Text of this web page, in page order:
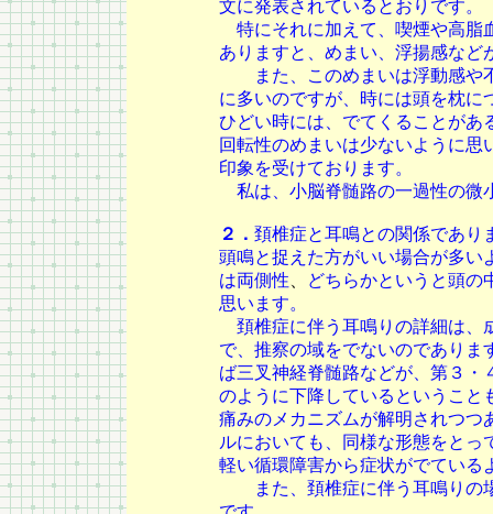
文に発表されているとおりです。
特にそれに加えて、喫煙や高脂
ありますと、めまい、浮揚感など
また、このめまいは浮動感や
に多いのですが、時には頭を枕に
ひどい時には、でてくることがあ
回転性のめまいは少ないように
印象を受けております。
私は、小脳脊髄路の一過性の微
２． 頚椎症と耳鳴との関係であり
頭鳴と捉えた方がいい場合が多い
は両側性
どちらかというと頭の
思います。
頚椎症に伴う耳鳴りの詳細は、
で、推察の域をでないのでありま
ば三叉神経脊髄路などが、第３・
のように下降しているということ
痛みのメカニズムが解明されつつ
ルにおいても、同様な形態をと
軽い循環障害から症状がでている
また、頚椎症に伴う耳鳴りの